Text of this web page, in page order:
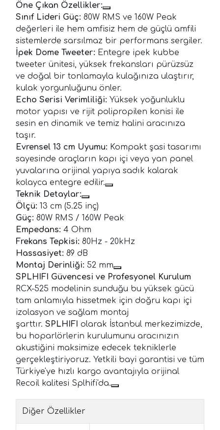
Öne Çıkan Özellikler:
Sınıf Lideri Güç: 80W RMS ve 160W Peak
değerleri ile hem amfisiz hem de güçlü amfili
sistemlerde sarsılmaz bir performans sergiler.
İpek Dome Tweeter: Entegre ipek kubbe
tweeter ünitesi, yüksek frekansları pürüzsüz
ve doğal bir tonlamayla kulağınıza ulaştırır,
kulak yorgunluğunu önler.
Echo Serisi Verimliliği: Yüksek yoğunluklu
motor yapısı ve rijit polipropilen konisi ile
sesin en dinamik ve temiz halini aracınıza
taşır.
Evrensel 13 cm Uyumu: Kompakt şasi tasarımı
sayesinde araçların kapı içi veya yan panel
yuvalarına orijinal yapıya sadık kalarak
kolayca entegre edilir.
Teknik Detaylar:
Ölçü: 13 cm (5.25 inç)
Güç: 80W RMS / 160W Peak
Empedans: 4 Ohm
Frekans Tepkisi: 80Hz - 20kHz
Hassasiyet: 89 dB
Montaj Derinliği: 52 mm
SPLHIFI Güvencesi ve Profesyonel Kurulum
RCX-525 modelinin sunduğu bu yüksek gücü
tam anlamıyla hissetmek için doğru kapı içi
izolasyon ve sağlam montaj
şarttır. SPLHIFI olarak İstanbul merkezimizde,
bu hoparlörlerin kurulumunu aracınızın
akustiğini maksimize edecek tekniklerle
gerçekleştiriyoruz. Yetkili bayi garantisi ve tüm
Türkiye'ye hızlı kargo avantajıyla orijinal
Recoil kalitesi Splhifi'da.
Diğer Özellikler